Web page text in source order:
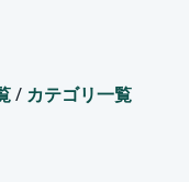
/ カテゴリ一覧